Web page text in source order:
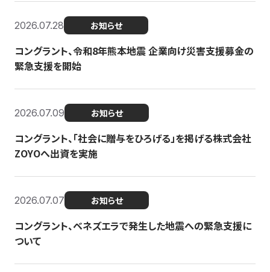
2026.07.28 お知らせ
コングラント、令和8年熊本地震 企業向け災害支援募金の
緊急支援を開始
2026.07.09 お知らせ
コングラント、「社会に贈与をひろげる」を掲げる株式会社
ZOYOへ出資を実施
2026.07.07 お知らせ
コングラント、ベネズエラで発生した地震への緊急支援に
ついて